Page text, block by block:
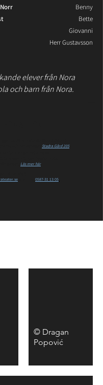
Benny
Bette
Giovanni
Herr Gustavsson
elever från Nora
och barn från Nora.
Stadra Gård 205.
Läs mer här.
0587-31 13 05
© Dragan
Popović